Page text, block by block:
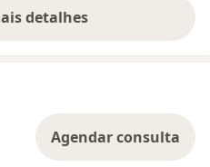
detalhes
sobre a experiência
Agendar consulta